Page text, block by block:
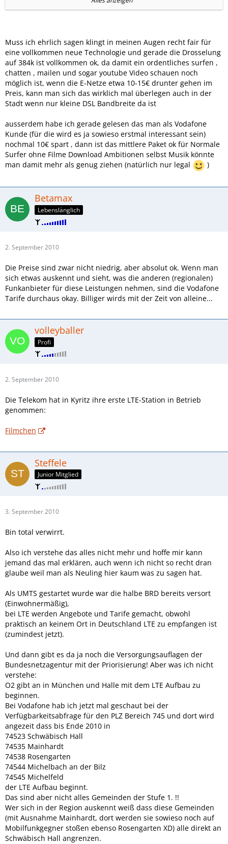
Da wird also die Messlatte ziemlich hoch angelegt beim
auch in den derzeitigen Tarifen angewandt werden!
http://www.teltarif.de/vodafone-lte-tarife/news/39944.html
Muss ich ehrlich sagen klingt in meinen Augen recht fair für
eine vollkommen neue Technologie und gerade die Drosselung
auf 384k ist vollkommen ok, da damit ein ordentliches surfen ,
chatten , mailen und sogar youtube Video schauen noch
möglich ist, wenn die E-Netze etwa 10-15€ drunter gehen im
Preis, kann man sich das wirklich mal überlegen auch in der
Stadt wenn nur kleine DSL Bandbreite da ist
ausserdem habe ich gerade gelesen das man als Vodafone
Kunde (für die wird es ja sowieso erstmal interessant sein)
nochmal 10€ spart , dann ist das mittlere Paket ok für Normale
Surfer ohne Filme Download Ambitionen selbst Musik könnte
man damit mehr als genug ziehen (natürlich nur legal
)
Betamax
Lebenslänglich
2. September 2010
Die Preise sind zwar nicht niedrig, aber absolut ok. Wenn man
sich etwas auskennt und sieht, was die anderen (regionalen)
Funkanbieter für diese Leistungen nehmen, sind die Vodafone
Tarife durchaus okay. Billiger wirds mit der Zeit von alleine...
volleyballer
Profi
2. September 2010
Die Telekom hat in Kyritz ihre erste LTE-Station in Betrieb
genommen:
Filmchen
Steffele
Junior Mitglied
3. September 2010
Bin total verwirrt.
Also ich verstehe das alles nicht mehr und hoffe mir kann
jemand das mal erklären, auch wenn ich nicht so recht dran
glaube weil man als Neuling hier kaum was zu sagen hat.
Als UMTS gestartet wurde war die halbe BRD bereits versort
(Einwohnermäßig),
bei LTE werden Angebote und Tarife gemacht, obwohl
praktisch an keinem Ort in Deutschland LTE zu empfangen ist
(zumindest jetzt).
Und dann gibt es da ja noch die Versorgungsauflagen der
Bundesnetzagentur mit der Priorisierung! Aber was ich nicht
verstehe:
O2 gibt an in München und Halle mit dem LTE Aufbau zu
beginnen.
Bei Vodafone hab ich jetzt mal geschaut bei der
Verfügbarkeitsabfrage für den PLZ Bereich 745 und dort wird
angezeit dass bis Ende 2010 in
74523 Schwäbisch Hall
74535 Mainhardt
74538 Rosengarten
74544 Michelbach an der Bilz
74545 Michelfeld
der LTE Aufbau beginnt.
Das sind aber nicht alles Gemeinden der Stufe 1. !!
Wer sich in der Region auskennt weiß dass diese Gemeinden
(mit Ausnahme Mainhardt, dort werden sie sowieso noch auf
Mobilfunkgegner stoßen ebenso Rosengarten XD) alle direkt an
Schwäbisch Hall angrenzen.